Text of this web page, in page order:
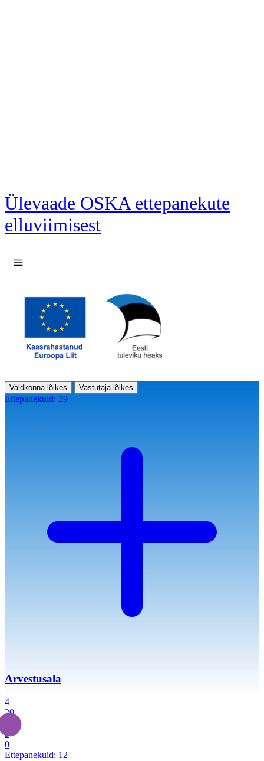
Ülevaade OSKA ettepanekute
elluviimisest
Ava menüü
Valdkonna lõikes Vastutaja lõikes
Ettepanekuid: 29
Arvestusala
4
20
3
0
Ettepanekuid: 12